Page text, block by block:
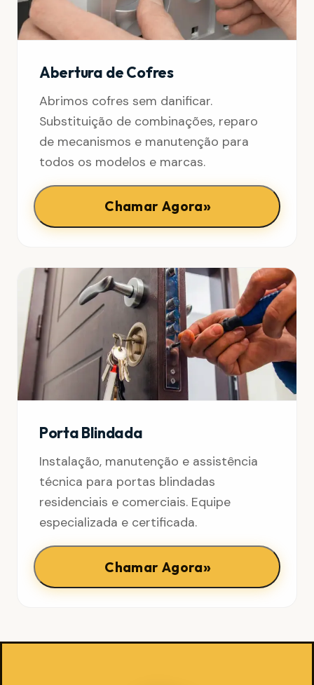
Abertura de Cofres
Abrimos cofres sem danificar.
Substituição de combinações, reparo
de mecanismos e manutenção para
todos os modelos e marcas.
Chamar Agora»
Porta Blindada
Instalação, manutenção e assistência
técnica para portas blindadas
residenciais e comerciais. Equipe
especializada e certificada.
Chamar Agora»